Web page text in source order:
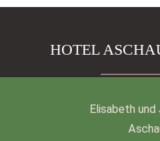
HOTEL
Elisabeth